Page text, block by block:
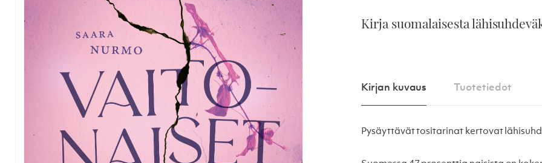
Kirja suomalaisesta
Kirjan kuvaus Tuotetiedot
Pysäyttävät tositarinat kertovat